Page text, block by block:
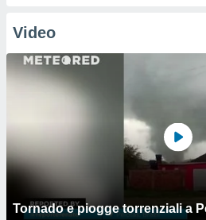
Video
Tornado e piogge torrenziali a